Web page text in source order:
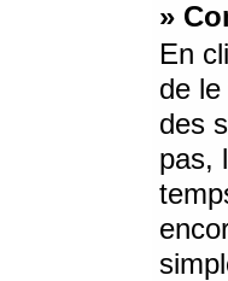
»
En
de
des
pas,